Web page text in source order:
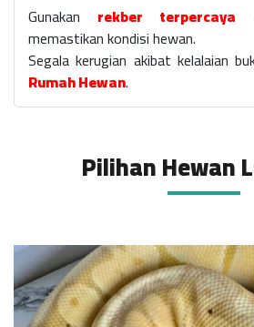
Gunakan rekber terpercaya
memastikan kondisi hewan.
Segala kerugian akibat kelalaian
Rumah Hewan.
Pilihan Hewan